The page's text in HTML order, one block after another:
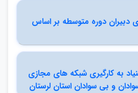
دبيران دوره متوسطه بر اساس
به كارگيري شبكه هاي مجازي
و بي سوادان استان لرستان